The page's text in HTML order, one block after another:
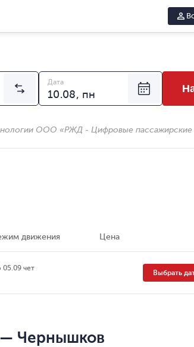
Дата
ООО «РЖД - Цифровые пассажирские
движения Цена
05.09 чет
Выбрать
— Чернышков